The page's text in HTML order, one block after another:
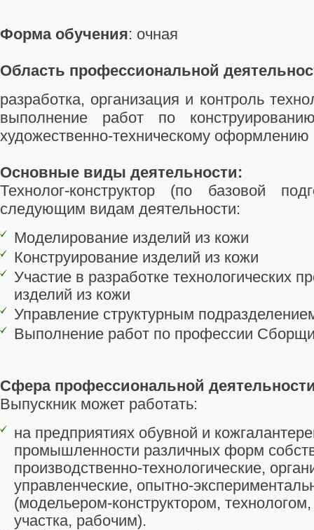
Форма обучения: очная
Область профессиональной
разработка, организация и контроль
выполнение работ по
художественно-техническому оформлению
Основные виды деятельности:
Технолог-конструктор (по базовой
следующим видам деятельности:
Моделирование изделий из кожи
Конструирование изделий из кожи
Участие в разработке технологических
изделий из кожи
Управление структурным
Выполнение работ по профессии
Сфера профессиональной
Выпускник может работать:
на предприятиях обувной и
промышленности различных форм
производственно-технологические,
управленческие, опытно-
(модельером-конструктором,
участка, рабочим).